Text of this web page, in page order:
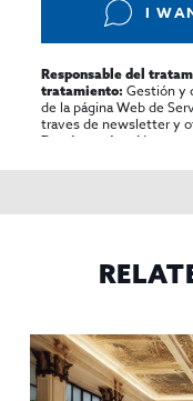
I
Responsable del
tratamiento: Gestión y
de la página Web de
traves de newsletter y
Destinatarios:
No se
rectificar y suprimir los